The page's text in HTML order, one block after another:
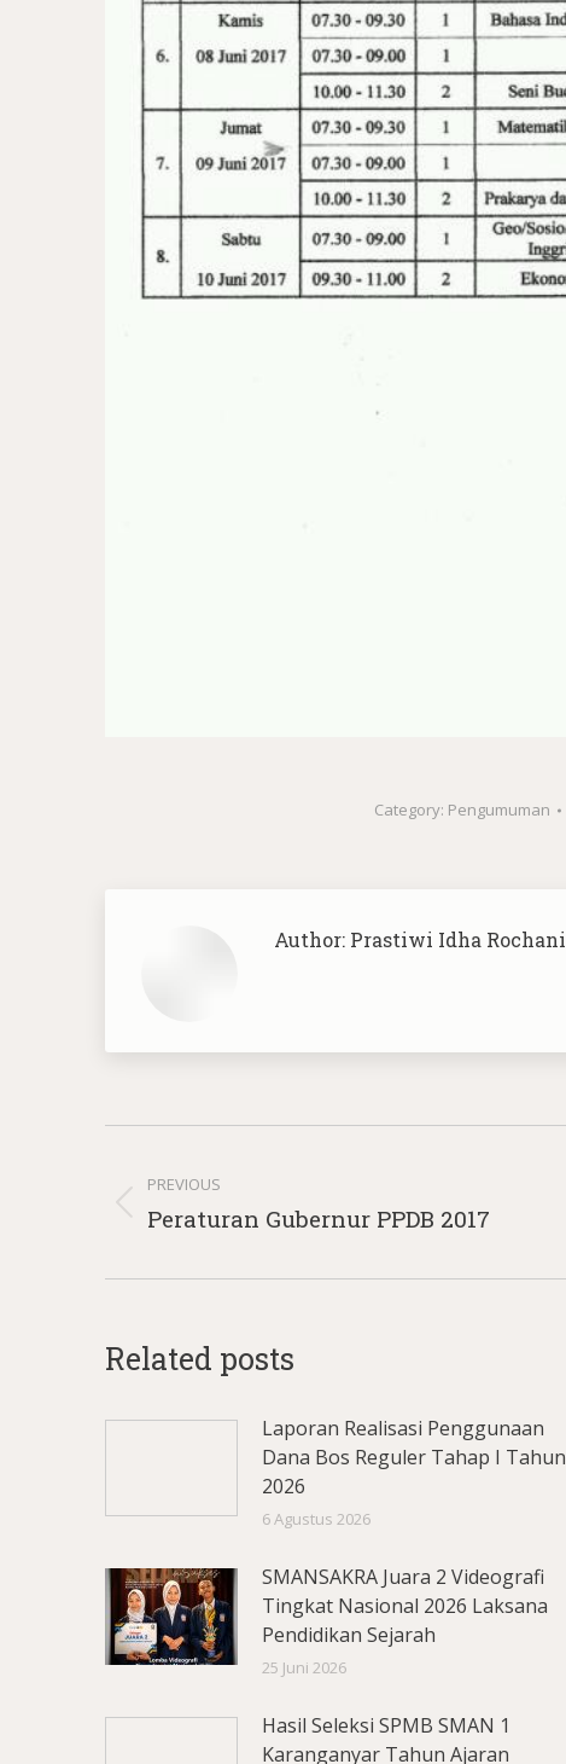
Category: Pengumuman
Author: Prastiwi Idha Rochani
navigation
PREVIOUS
Previous
Peraturan Gubernur PPDB 2017
Related posts
Laporan Realisasi Penggunaan
Dana Bos Reguler Tahap I Tahun
2026
6 Agustus 2026
SMANSAKRA Juara 2 Videografi
Tingkat Nasional 2026 Laksana
Pendidikan Sejarah
25 Juni 2026
Hasil Seleksi SPMB SMAN 1
Karanganyar Tahun Ajaran